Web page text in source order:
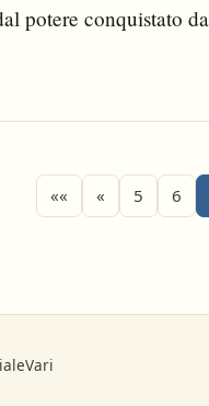
potere conquistato
«« « 5 6
Vari